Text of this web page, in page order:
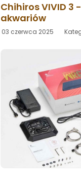
Chihiros VIVID 3
akwariów
03 czerwca 2025